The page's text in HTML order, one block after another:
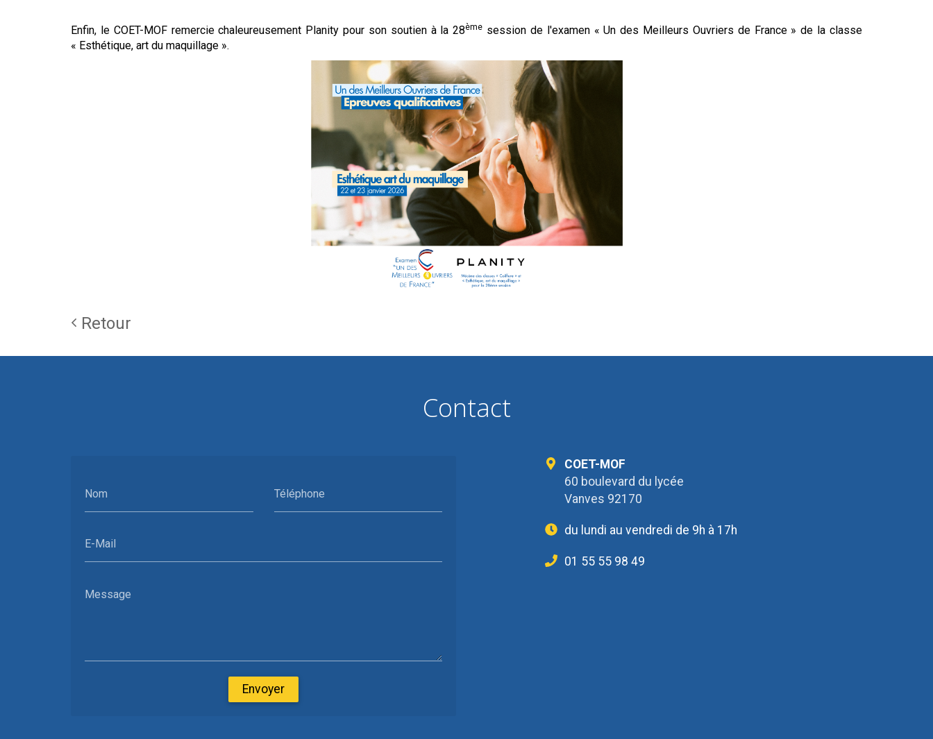
Enfin, le COET-MOF remercie chaleureusement Planity pour son soutien à la 28ème session de l'examen « Un des Meilleurs Ouvriers de France » de la classe
« Esthétique, art du maquillage ».
Retour
Contact
COET-MOF
60 boulevard du lycée
Vanves 92170
du lundi au vendredi de 9h à 17h
01 55 55 98 49
Nom Téléphone
E-Mail
Message
Envoyer